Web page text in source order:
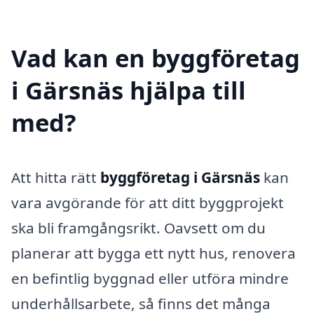
Vad kan en byggföretag
i Gärsnäs hjälpa till
med?
Att hitta rätt byggföretag i Gärsnäs kan
vara avgörande för att ditt byggprojekt
ska bli framgångsrikt. Oavsett om du
planerar att bygga ett nytt hus, renovera
en befintlig byggnad eller utföra mindre
underhållsarbete, så finns det många